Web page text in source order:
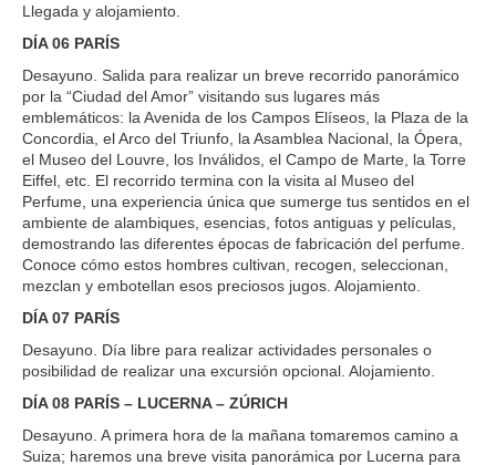
Llegada y alojamiento.
DÍA 06 PARÍS
Desayuno. Salida para realizar un breve recorrido panorámico
por la “Ciudad del Amor” visitando sus lugares más
emblemáticos: la Avenida de los Campos Elíseos, la Plaza de la
Concordia, el Arco del Triunfo, la Asamblea Nacional, la Ópera,
el Museo del Louvre, los Inválidos, el Campo de Marte, la Torre
Eiffel, etc. El recorrido termina con la visita al Museo del
Perfume, una experiencia única que sumerge tus sentidos en el
ambiente de alambiques, esencias, fotos antiguas y películas,
demostrando las diferentes épocas de fabricación del perfume.
Conoce cómo estos hombres cultivan, recogen, seleccionan,
mezclan y embotellan esos preciosos jugos. Alojamiento.
DÍA 07 PARÍS
Desayuno. Día libre para realizar actividades personales o
posibilidad de realizar una excursión opcional. Alojamiento.
DÍA 08 PARÍS – LUCERNA – ZÚRICH
Desayuno. A primera hora de la mañana tomaremos camino a
Suiza; haremos una breve visita panorámica por Lucerna para